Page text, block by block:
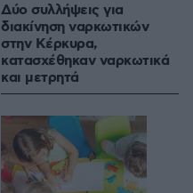
Δύο συλλήψεις για
διακίνηση ναρκωτικών
στην Κέρκυρα,
κατασχέθηκαν ναρκωτικά
και μετρητά